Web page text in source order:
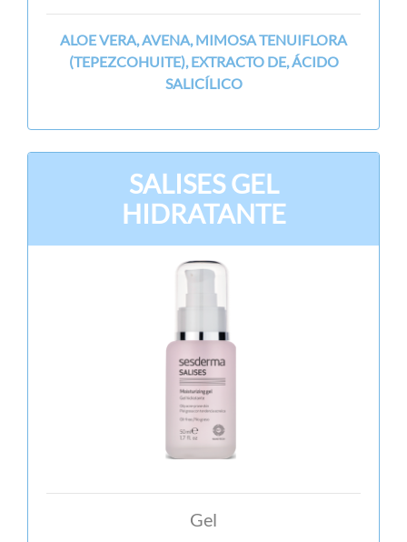
ALOE VERA, AVENA, MIMOSA TENUIFLORA
(TEPEZCOHUITE), EXTRACTO DE, ÁCIDO
SALICÍLICO
SALISES GEL
HIDRATANTE
Gel